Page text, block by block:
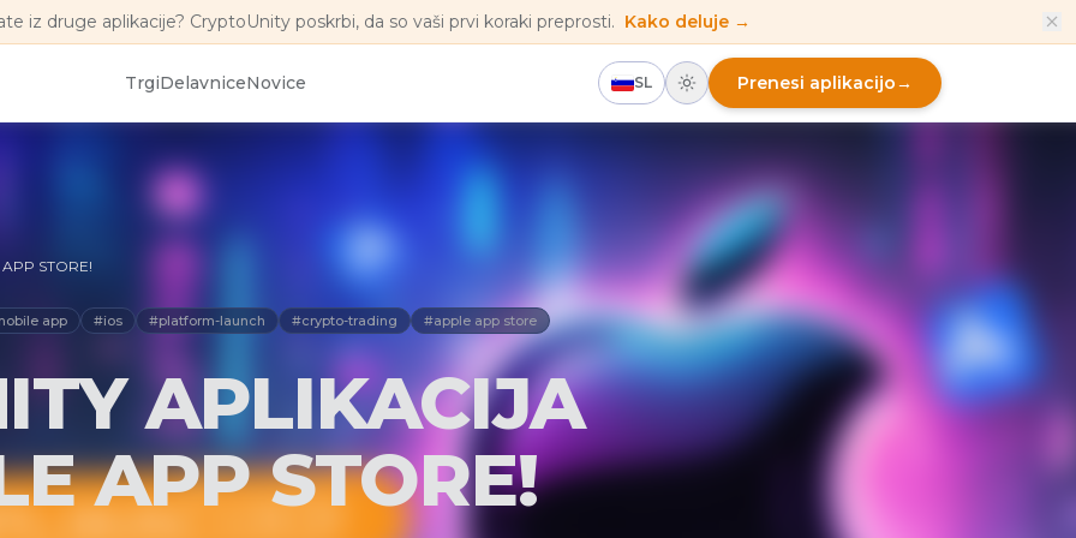
iz druge aplikacije? CryptoUnity poskrbi, da so vaši prvi koraki preprosti. Kako deluje →
TrgiDelavniceNovice SL Prenesi aplikacijo→
STORE!
app #ios #platform-launch #crypto-trading #apple app store
APLIKACIJA
APP STORE!